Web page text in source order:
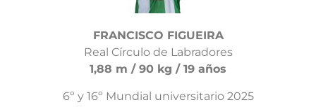
FRANCISCO FIGUEIRA
Real Círculo de Labradores
1,88 m / 90 kg / 19 años
6º y 16º Mundial universitario 2025